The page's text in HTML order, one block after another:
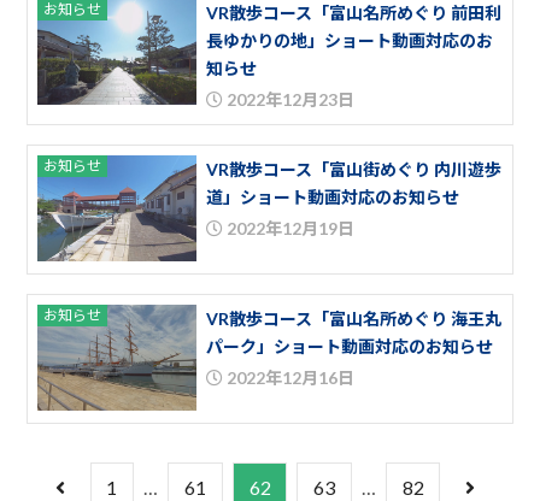
お知らせ
VR散歩コース「富山名所めぐり 前田利
長ゆかりの地」ショート動画対応のお
知らせ
2022年12月23日
お知らせ
VR散歩コース「富山街めぐり 内川遊歩
道」ショート動画対応のお知らせ
2022年12月19日
お知らせ
VR散歩コース「富山名所めぐり 海王丸
パーク」ショート動画対応のお知らせ
2022年12月16日
1 … 61 62 63 … 82